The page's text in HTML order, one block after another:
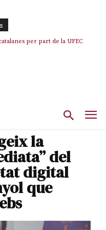
per part de la UFEC
la
del
digital
que